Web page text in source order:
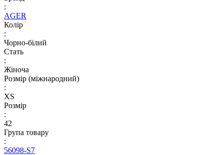
:
AGER
Колір
:
Чорно-білий
Стать
:
Жіноча
Розмір (міжнародний)
:
XS
Розмір
:
42
Група товару
:
56098-S7